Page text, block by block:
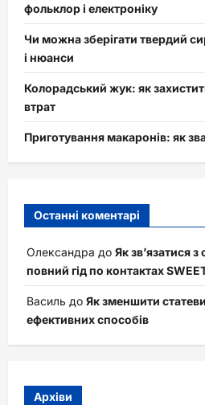
фольклор і електроніку
Чи можна зберігати твердий
і нюанси
Колорадський жук: як
втрат
Приготування макаронів: як
Останні коментарі
Олександра до Як зв’язатися
повний гід по контактах
Василь до Як зменшити
ефективних способів
Архіви